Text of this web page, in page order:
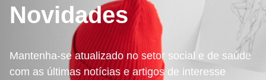
Novidades
Mantenha-se atualizado no setor social e de saúde
com as últimas notícias e artigos de interesse